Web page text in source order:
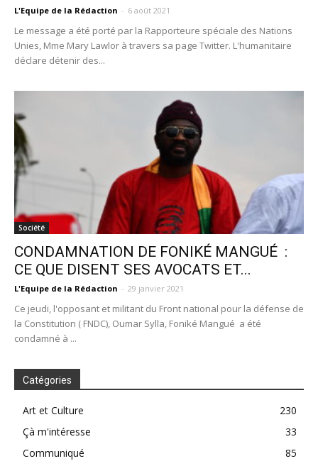
L'Equipe de la Rédaction - 6 août 2021
Le message a été porté par la Rapporteure spéciale des Nations
Unies, Mme Mary Lawlor à travers sa page Twitter. L'humanitaire
déclare détenir des...
Société
CONDAMNATION DE FONIKÉ MANGUÉ :
CE QUE DISENT SES AVOCATS ET...
L'Equipe de la Rédaction - 29 janvier 2021
Ce jeudi, l'opposant et militant du Front national pour la défense de
la Constitution ( FNDC), Oumar Sylla, Foniké Mangué a été
condamné à ...
Catégories
Art et Culture
230
Çà m'intéresse
33
Communiqué
85